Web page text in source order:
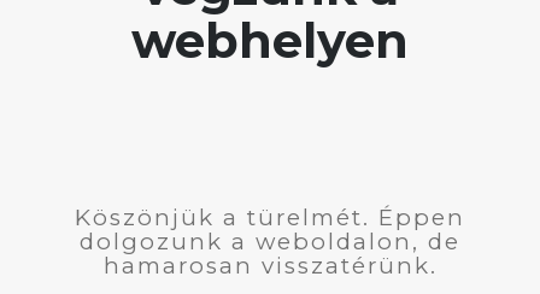
webhelyen
Köszönjük a türelmét. Éppen
dolgozunk a weboldalon, de
hamarosan visszatérünk.